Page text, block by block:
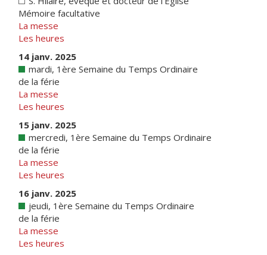
Mémoire facultative
La messe
Les heures
14 janv. 2025
mardi, 1ère Semaine du Temps Ordinaire
de la férie
La messe
Les heures
15 janv. 2025
mercredi, 1ère Semaine du Temps Ordinaire
de la férie
La messe
Les heures
16 janv. 2025
jeudi, 1ère Semaine du Temps Ordinaire
de la férie
La messe
Les heures